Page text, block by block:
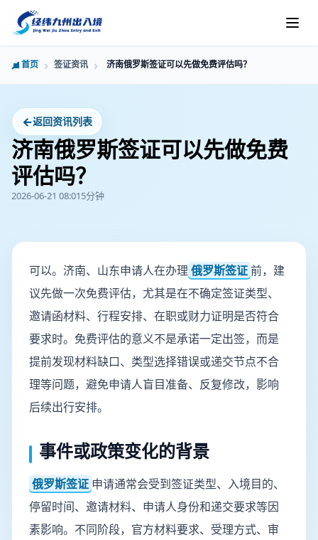
首页 签证资讯 济南俄罗斯签证可以先做免费评估吗？
←返回资讯列表
济南俄罗斯签证可以先做免费
评估吗？
2026-06-21 08:015分钟
可以。济南、山东申请人在办理 俄罗斯签证前，建
议先做一次免费评估，尤其是在不确定签证类型、
邀请函材料、行程安排、在职或财力证明是否符合
要求时。免费评估的意义不是承诺一定出签，而是
提前发现材料缺口、类型选择错误或递交节点不合
理等问题，避免申请人盲目准备、反复修改，影响
后续出行安排。
事件或政策变化的背景
俄罗斯签证 申请通常会受到签证类型、入境目的、
停留时间、邀请材料、申请人身份和递交要求等因
素影响。不同阶段，官方材料要求、受理方式、审